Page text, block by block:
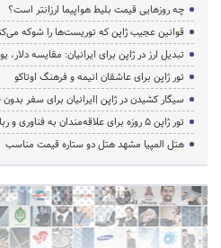
چه روزهایی قیمت بلیط هواپیما ارزانتر است؟
قوانین عجیب ژاپن که توریست‌ها را شوکه
تبدیل ارز در ژاپن برای ایرانیان: مقایسه
تور ژاپن برای عاشقان انیمه و فرهنگ اوتاکو
سیگار کشیدن در ژاپن |ایرانیان برای سفر
تور ژاپن ۵ روزه برای علاقه‌مندان به فناوری و رباتیک
هتل المپیا مشهد هتل دو ستاره قیمت مناسب